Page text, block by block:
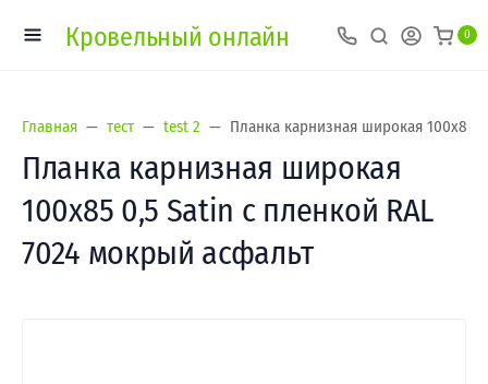
Кровельный онлайн 0
Главная тест test 2 Планка карнизная широкая 100х85
Планка карнизная широкая
100х85 0,5 Satin с пленкой RAL
7024 мокрый асфальт